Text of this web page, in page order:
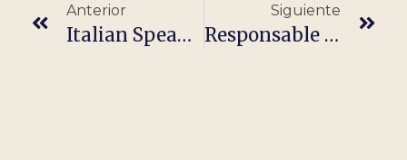
Anterior
Italian Speaking Jobs In Spain
Siguiente
Responsable De Formación – Fundación